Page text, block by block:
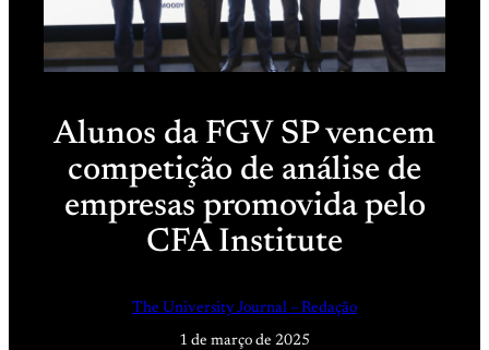
Alunos da FGV SP vencem
competição de análise de
empresas promovida pelo
CFA Institute
The University Journal – Redação
1 de março de 2025